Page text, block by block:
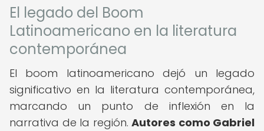
El legado del Boom
Latinoamericano en la literatura
contemporánea
El boom latinoamericano dejó un legado
significativo en la literatura contemporánea,
marcando un punto de inflexión en la
narrativa de la región. Autores como Gabriel